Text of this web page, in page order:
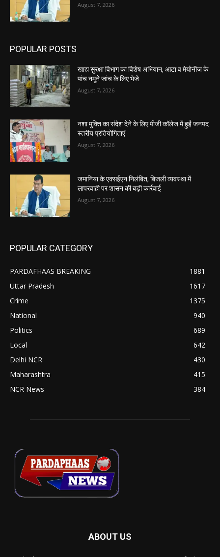
August 7, 2026
POPULAR POSTS
खाद्य सुरक्षा विभाग का विशेष अभियान, आटा व मेयोनीज के
पांच नमूने जांच के लिए भेजे
August 7, 2026
नशा मुक्ति का संदेश देने के लिए पीजी कॉलेज में हुईं जनपद
स्तरीय प्रतियोगिताएं
August 7, 2026
जमानिया के एक्सईएन निलंबित, बिजली व्यवस्था में
लापरवाही पर शासन की बड़ी कार्रवाई
August 7, 2026
POPULAR CATEGORY
PARDAFHAAS BREAKING
1881
Uttar Pradesh
1617
Crime
1375
National
940
Politics
689
Local
642
Delhi NCR
430
Maharashtra
415
NCR News
384
ABOUT US